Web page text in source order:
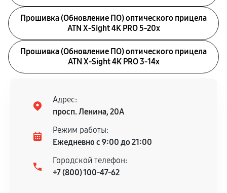
Прошивка (Обновление ПО) оптического прицела
ATN X-Sight 4K PRO 5-20x
Прошивка (Обновление ПО) оптического прицела
ATN X-Sight 4K PRO 3-14x
Адрес:
просп. Ленина, 20А
Режим работы:
Ежедневно с 9:00 до 21:00
Городской телефон:
+7 (800) 100-47-62